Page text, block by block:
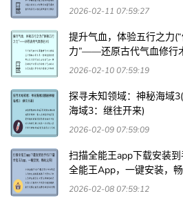
2026-02-11 07:59:27
提升气血，体验五行之力
力”——还原古代气血修行
2026-02-10 07:59:19
探寻未知领域：神秘海域
海域3：继往开来)
2026-02-09 07:59:09
扫描全能王app下载安装
全能王App，一键安装，
2026-02-08 07:59:12